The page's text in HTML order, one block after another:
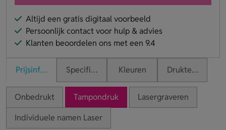
Altijd een gratis digitaal voorbeeld
Persoonlijk contact voor hulp & advies
Klanten beoordelen ons met een 9.4
PrijsinformatieSpecificaties Kleuren Druktechnieken
Onbedrukt Tampondruk
Lasergraveren
Individuele namen Laser